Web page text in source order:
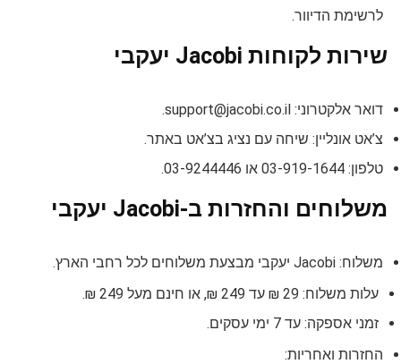
לרשימת הדיוור.
שירות לקוחות Jacobi יעקבי
דואר אלקטרוני: support@jacobi.co.il
.
צ’אט אונליין: שיחה עם נציג בצ’אט באתר.
טלפון: 03-919-1644 או 03-9244446.
משלוחים והחזרות ב-Jacobi יעקבי
משלוח: Jacobi יעקבי מבצעת משלוחים לכל רחבי הארץ.
עלות משלוח: 29 ₪ עד 249 ₪, או חינם מעל 249 ₪.
זמני אספקה: עד 7 ימי עסקים.
החזרות ואחריות: